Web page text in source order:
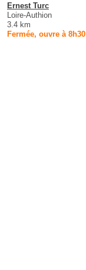
Ernest Turc
Loire-Authion
3.4 km
Fermée, ouvre à 8h30